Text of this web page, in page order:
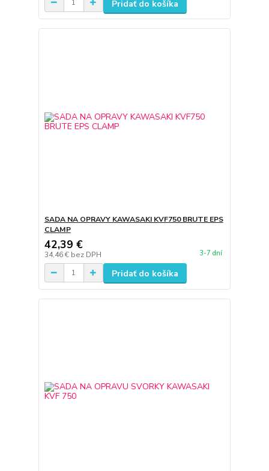
Pridať do košíka
SADA NA OPRAVY KAWASAKI KVF750 BRUTE EPS
CLAMP
42,39 €
34,46 € bez DPH 3-7 dní
Pridať do košíka